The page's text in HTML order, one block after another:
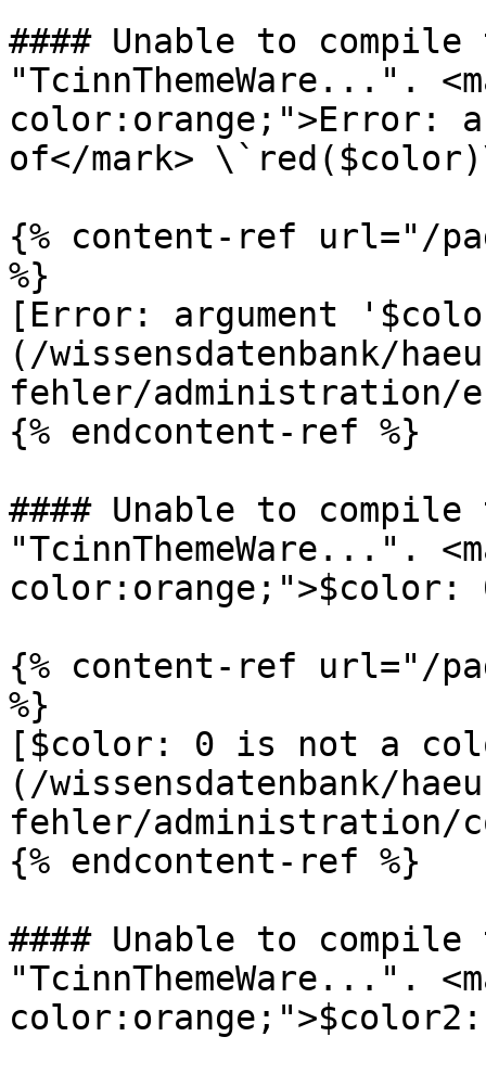
#### Unable to compile
"TcinnThemeWare...".
color:orange;">Error:
of</mark>
{% content-ref url="/
%}
[Error: argument
(/wissensdatenbank/
fehler/administration/
{% endcontent-ref %}
#### Unable to compile
"TcinnThemeWare...".
{% content-ref url="/
%}
[$color: 0 is not a
(/wissensdatenbank/
fehler/administration/
{% endcontent-ref %}
#### Unable to compile
"TcinnThemeWare...".